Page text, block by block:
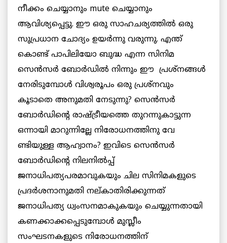
നീക്കം ചെയ്യാനും mute ചെയ്യാനും
ആവിശ്യപ്പെട്ടു. ഈ ഒരു സാഹചര്യത്തില്‍ ഒരു
സുപ്രധാന ചോദ്യം ഉയര്‍ന്നു വരുന്നു. എന്ത്
കൊണ്ട് പാപിലിയോ ബുദ്ധ എന്ന സിനിമ
സെന്‍സര്‍ ബോര്‍ഡില്‍ നിന്നും ഈ പ്രശ്നങ്ങള്‍
നേരിടുമ്പോള്‍ വിശ്വരൂപം ഒരു പ്രശ്നവും
കൂടാതെ അനുമതി നേടുന്നു? സെന്‍സര്‍
ബോര്‍ഡിന്റെ രാഷ്ട്രീയത്തെ തുറന്നുകാട്ടുന്ന
ഒന്നായി മാറുന്നില്ലേ നിരോധനത്തിനു വേ
ണ്ടിയുള്ള ആഹ്വാനം? ഇവിടെ സെന്‍സര്‍
ബോര്‍ഡിന്റെ നിലനില്‍പ്പ്‌
ജനാധിപത്യപരമാവുകയും ചില സിനിമകളുടെ
പ്രദര്‍ശനാനുമതി നല്കാതിരിക്കുന്നത്
ജനാധിപത്യ ധ്വംസനമാകുകയും ചെയ്യുന്നതായി
കണക്കാക്കപ്പെടുമ്പോള്‍ മുസ്ലീം
സംഘടനകളുടെ നിരോധനത്തിന്